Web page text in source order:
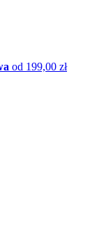
od 199,00 zł